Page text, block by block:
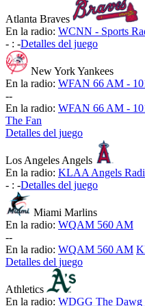
Atlanta Braves
En la radio: WCNN - Sports
- : -Detalles del juego
New York Yankees
En la radio: WFAN 66 AM -
--
En la radio: WFAN 66 AM -
The Fan
Detalles del juego
Los Angeles Angels
En la radio: KLAA Angels
- : -Detalles del juego
Miami Marlins
En la radio: WQAM 560 AM
--
En la radio: WQAM 560 AM
Detalles del juego
Athletics
En la radio: WDGG The Dawg